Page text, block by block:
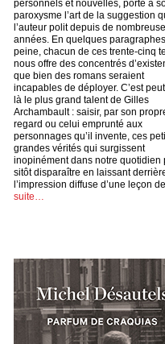
personnels et nouvelles, porte à
paroxysme l’art de la suggestion
l’auteur polit depuis de
années. En quelques
peine, chacun de ces trente-cinq
nous offre des concentrés
que bien des romans seraient
incapables de déployer. C’est
là le plus grand talent de Gilles
Archambault : saisir, par son
regard ou celui emprunté aux
personnages qu’il invente, ces
grandes vérités qui surgissent
inopinément dans notre quotidien
sitôt disparaître en laissant
l’impression diffuse d’une leçon
suite…